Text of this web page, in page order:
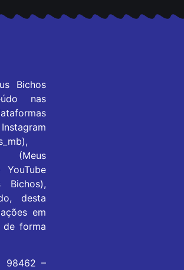
Bichos
nas
(Meus
YouTube
Bichos),
desta
em
forma
98462 –